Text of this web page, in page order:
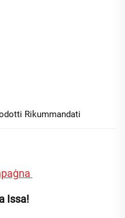
Rikummandati
Issa!